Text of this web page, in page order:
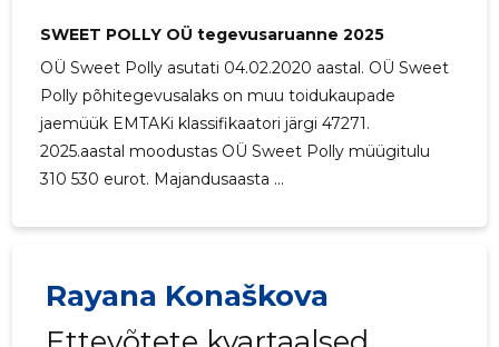
SWEET POLLY OÜ tegevusaruanne 2025
OÜ Sweet Polly asutati 04.02.2020 aastal. OÜ Sweet
Polly põhitegevusalaks on muu toidukaupade
jaemüük EMTAKi klassifikaatori järgi 47271.
2025.aastal moodustas OÜ Sweet Polly müügitulu
310 530 eurot. Majandusaasta ...
Rayana Konaškova